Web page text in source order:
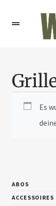
Es
ABOS
ACCESSOIRES